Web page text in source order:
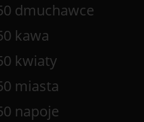
dmuchawce
kawa
kwiaty
miasta
napoje